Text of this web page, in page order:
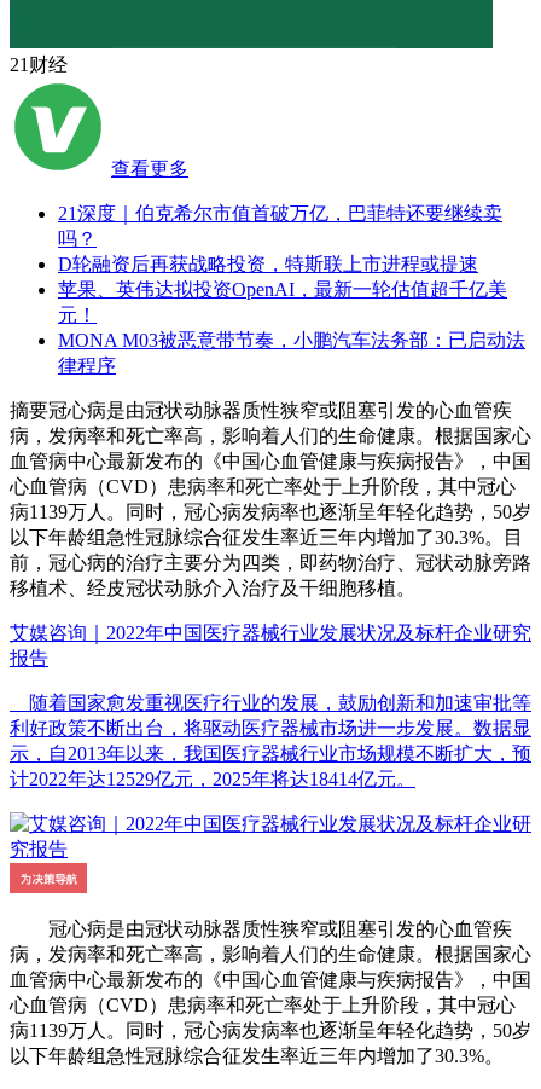
21财经
查看更多
21深度｜伯克希尔市值首破万亿，巴菲特还要继续卖
吗？
D轮融资后再获战略投资，特斯联上市进程或提速
苹果、英伟达拟投资OpenAI，最新一轮估值超千亿美
元！
MONA M03被恶意带节奏，小鹏汽车法务部：已启动法
律程序
摘要冠心病是由冠状动脉器质性狭窄或阻塞引发的心血管疾
病，发病率和死亡率高，影响着人们的生命健康。根据国家心
血管病中心最新发布的《中国心血管健康与疾病报告》，中国
心血管病（CVD）患病率和死亡率处于上升阶段，其中冠心
病1139万人。同时，冠心病发病率也逐渐呈年轻化趋势，50岁
以下年龄组急性冠脉综合征发生率近三年内增加了30.3%。目
前，冠心病的治疗主要分为四类，即药物治疗、冠状动脉旁路
移植术、经皮冠状动脉介入治疗及干细胞移植。
艾媒咨询｜2022年中国医疗器械行业发展状况及标杆企业研究
报告
随着国家愈发重视医疗行业的发展，鼓励创新和加速审批等
利好政策不断出台，将驱动医疗器械市场进一步发展。数据显
示，自2013年以来，我国医疗器械行业市场规模不断扩大，预
计2022年达12529亿元，2025年将达18414亿元。
冠心病是由冠状动脉器质性狭窄或阻塞引发的心血管疾
病，发病率和死亡率高，影响着人们的生命健康。根据国家心
血管病中心最新发布的《中国心血管健康与疾病报告》，中国
心血管病（CVD）患病率和死亡率处于上升阶段，其中冠心
病1139万人。同时，冠心病发病率也逐渐呈年轻化趋势，50岁
以下年龄组急性冠脉综合征发生率近三年内增加了30.3%。